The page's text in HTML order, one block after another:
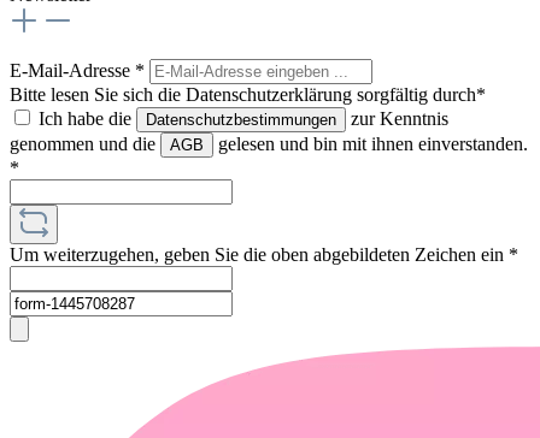
E-Mail-Adresse *
Bitte lesen Sie sich die Datenschutzerklärung sorgfältig durch*
Ich habe die
Datenschutzbestimmungen
zur Kenntnis
genommen und die
AGB
gelesen und bin mit ihnen einverstanden.
*
Um weiterzugehen, geben Sie die oben abgebildeten Zeichen ein *